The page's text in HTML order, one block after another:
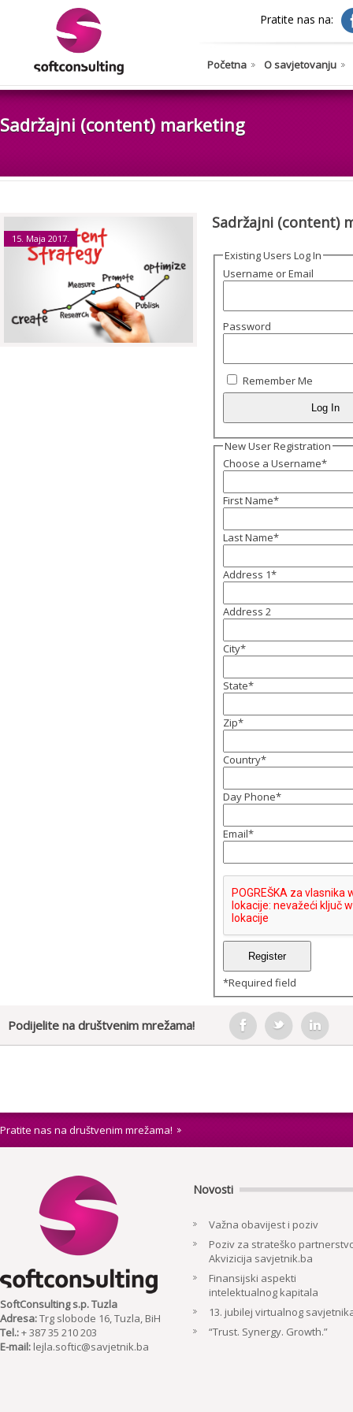
Pratite nas na:
Početna O savjetovanju
Sadržajni (content) marketing
15. Maja 2017.
Sadržajni (content)
Existing Users Log In
Username or Email
Password
Remember Me
New User Registration
Choose a Username*
First Name*
Last Name*
Address 1*
Address 2
City*
State*
Zip*
Country*
Day Phone*
Email*
*Required field
Podijelite na društvenim mrežama!
Pratite nas na društvenim mrežama!
SoftConsulting s.p. Tuzla
Adresa:Trg slobode 16, Tuzla, BiH
Tel.:+ 387 35 210 203
E-mail: lejla.softic@savjetnik.ba
Novosti
Važna obavijest i poziv
Poziv za strateško
Akvizicija savjetnik.ba
Finansijski aspekti
intelektualnog kapitala
13. jubilej virtualnog
“Trust. Synergy. Growth.”